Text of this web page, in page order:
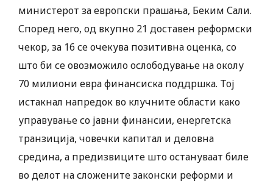
министерот за европски прашања, Беким Сали.
Според него, од вкупно 21 доставен реформски
чекор, за 16 се очекува позитивна оценка, со
што би се овозможило ослободување на околу
70 милиони евра финансиска поддршка. Тој
истакнал напредок во клучните области како
управување со јавни финансии, енергетска
транзиција, човечки капитал и деловна
средина, а предизвиците што остануваат биле
во делот на сложените законски реформи и